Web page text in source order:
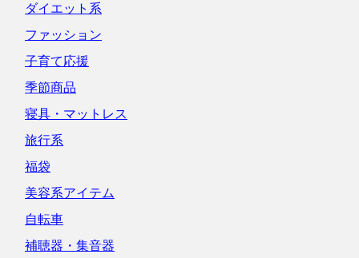
ダイエット系
ファッション
子育て応援
季節商品
寝具・マットレス
旅行系
福袋
美容系アイテム
自転車
補聴器・集音器